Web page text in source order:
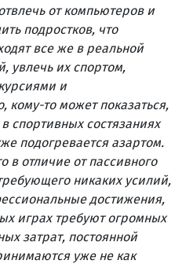
от компьютеров и
подростков, что
все же в реальной
увлечь их спортом,
и
кому-то может показаться,
спортивных состязаниях
подогревается азартом.
в отличие от пассивного
никаких усилий,
достижения,
играх требуют огромных
затрат, постоянной
уже не как